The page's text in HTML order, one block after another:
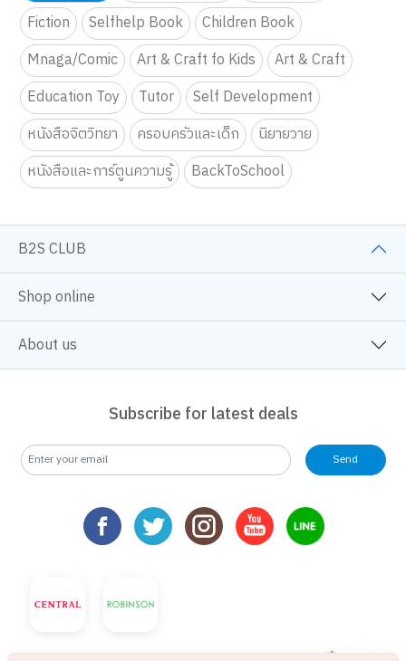
Fiction
Selfhelp Book
Children Book
Mnaga/Comic
Art & Craft fo Kids
Art & Craft
Education Toy
Tutor
Self Development
หนังสือจิตวิทยา
ครอบครัวและเด็ก
นิยายวาย
หนังสือและการ์ตูนความรู้
BackToSchool
B2S CLUB
Shop online
About us
Subscribe for latest deals
Send